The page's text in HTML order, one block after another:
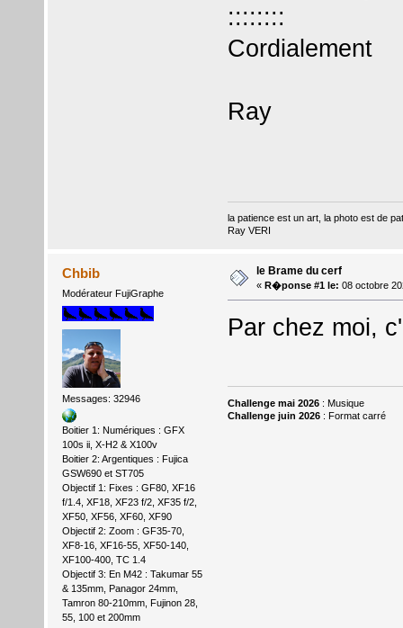
::::::::
Cordialement
Ray
la patience est un art, la photo est de
Ray VERI
Chbib
Modérateur FujiGraphe
Messages: 32946
Boitier 1: Numériques : GFX
100s ii, X-H2 & X100v
Boitier 2: Argentiques : Fujica
GSW690 et ST705
Objectif 1: Fixes : GF80, XF16
f/1.4, XF18, XF23 f/2, XF35 f/2,
XF50, XF56, XF60, XF90
Objectif 2: Zoom : GF35-70,
XF8-16, XF16-55, XF50-140,
XF100-400, TC 1.4
Objectif 3: En M42 : Takumar 55
& 135mm, Panagor 24mm,
Tamron 80-210mm, Fujinon 28,
55, 100 et 200mm
le Brame du cerf
« R�ponse #1 le: 08 octobre
Par chez moi,
Challenge mai 2026: Musique
Challenge juin 2026: Format carré